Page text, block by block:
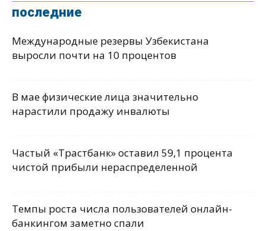
последние
Международные резервы Узбекистана
выросли почти на 10 процентов
В мае физические лица значительно
нарастили продажу инвалюты
Частый «Трастбанк» оставил 59,1 процента
чистой прибыли нераспределенной
Темпы роста числа пользователей онлайн-
банкингом заметно спали